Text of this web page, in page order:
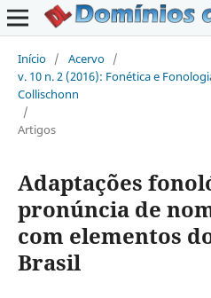
Início / Acervo /
v. 10 n. 2 (2016): Fonética e
Collischonn
/
Artigos
Adaptações
pronúncia de
com elementos
Brasil